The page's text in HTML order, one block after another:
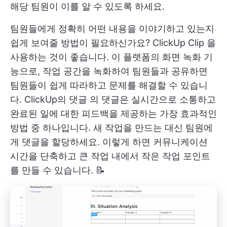
해당 팀원이 이를 알 수 있도록 하세요.
팀원들에게 정확히 어떤 내용을 이야기하고 있는지
쉽게 보여줄 방법이 필요하신가요? ClickUp Clip 을
사용하는 것이 좋습니다. 이 플랫폼의 화면 녹화 기
능으로, 작업 공간을 녹화하여 팀원들과 공유하면
팀원들이 쉽게 따라하고 문제를 해결할 수 있습니
다. ClickUp의 댓글 의 댓글은 실시간으로 소통하고
완료된 일에 대한 피드백을 제공하는 가장 효과적인
방법 중 하나입니다. 새 작업을 만드는 대신 팀원에
게 댓글을 할당하세요. 이렇게 하면 커뮤니케이션
시간을 단축하고 큰 작업 내에서 작은 작업 포인트
를 만들 수 있습니다. 📝